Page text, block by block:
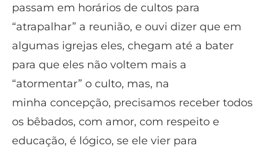
passam em horários de cultos para
“atrapalhar” a reunião, e ouvi dizer que em
algumas igrejas eles, chegam até a bater
para que eles não voltem mais a
“atormentar” o culto, mas, na
minha concepção, precisamos receber todos
os bêbados, com amor, com respeito e
educação, é lógico, se ele vier para